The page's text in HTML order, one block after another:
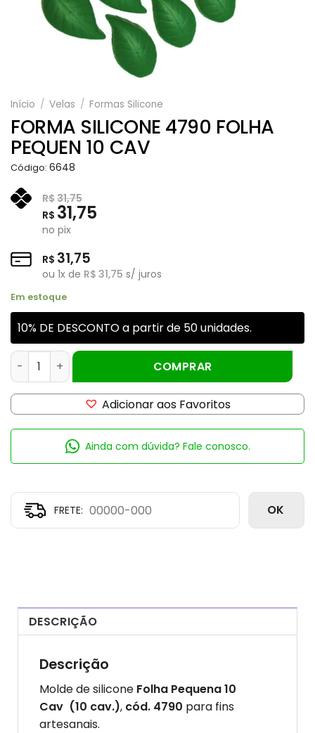
Início / Velas / Formas Silicone
FORMA SILICONE 4790 FOLHA
PEQUEN 10 CAV
Código: 6648
R$31,75
R$ 31,75
no pix
R$ 31,75
ou 1x de R$ 31,75 s/ juros
Em estoque
10% DE DESCONTO a partir de 50 unidades.
FORMA SILICONE 4790 FOLHA PEQUEN 10 CAV quantidade
COMPRAR
Adicionar aos Favoritos
Ainda com dúvida? Fale conosco.
OK
DESCRIÇÃO
Descrição
Molde de silicone Folha Pequena 10
Cav (10 cav.), cód. 4790 para fins
artesanais.